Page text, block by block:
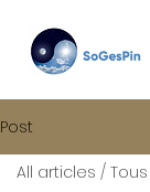
Post
All articles /